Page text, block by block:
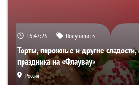
16:47:24 Получили:6
Торты, пирожные и другие
праздника на «Флаувау»
Россия